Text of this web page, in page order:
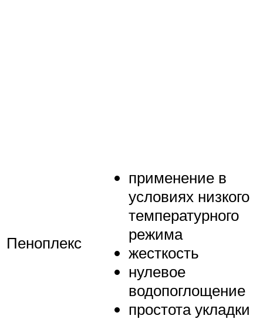
Пеноплекс
применение в
условиях низкого
температурного
режима
жесткость
нулевое
водопоглощение
простота укладки